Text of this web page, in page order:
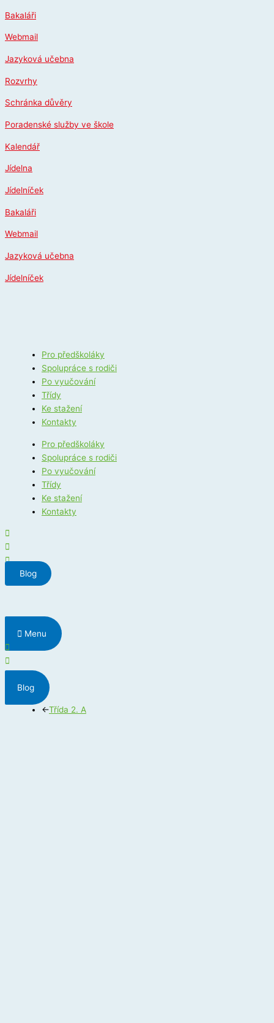
na
obsah
Bakaláři
Webmail
Jazyková učebna
Rozvrhy
Schránka důvěry
Poradenské služby ve škole
Kalendář
Jídelna
Jídelníček
Bakaláři
Webmail
Jazyková učebna
Jídelníček
Pro předškoláky
Spolupráce s rodiči
Po vyučování
Třídy
Ke stažení
Kontakty
Pro předškoláky
Spolupráce s rodiči
Po vyučování
Třídy
Ke stažení
Kontakty
Blog
Menu
Blog
←Třída 2. A